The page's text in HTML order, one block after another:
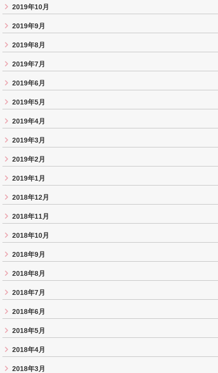
2019年10月
2019年9月
2019年8月
2019年7月
2019年6月
2019年5月
2019年4月
2019年3月
2019年2月
2019年1月
2018年12月
2018年11月
2018年10月
2018年9月
2018年8月
2018年7月
2018年6月
2018年5月
2018年4月
2018年3月